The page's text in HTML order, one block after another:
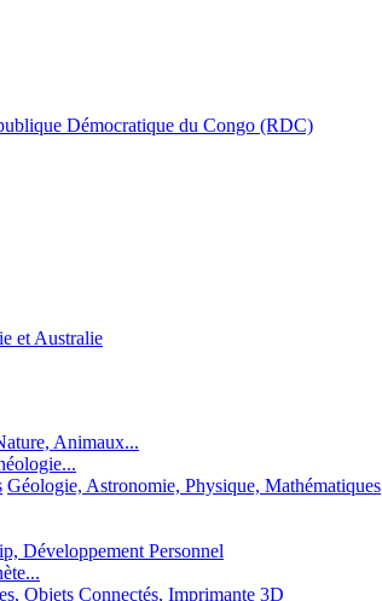
Démocratique du Congo (RDC)
et Australie
Animaux...
Géologie, Astronomie, Physique, Mathématiques
Développement Personnel
Objets Connectés, Imprimante 3D